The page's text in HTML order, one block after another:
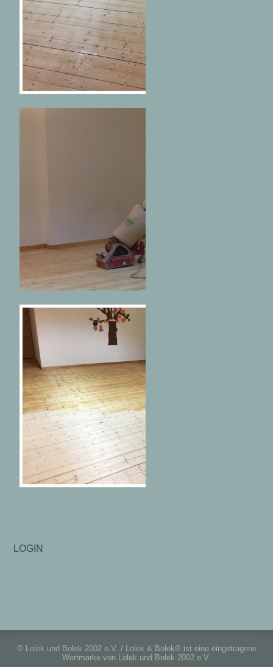
LOGIN
© Lolek und Bolek 2002 e.V. / Lolek & Bolek® ist eine eingetragene
Wortmarke von Lolek und Bolek 2002 e.V.